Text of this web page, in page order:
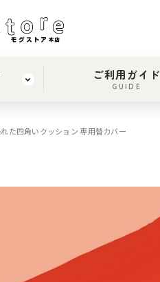
ご利用ガイド
GUIDE
た四角いクッション 専用替カバー